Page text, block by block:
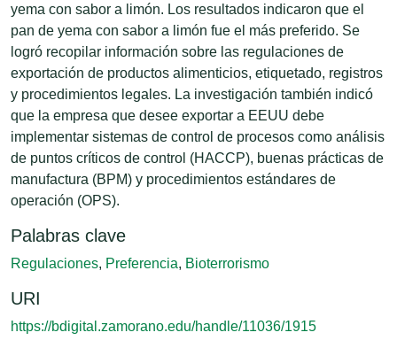
yema con sabor a limón. Los resultados indicaron que el
pan de yema con sabor a limón fue el más preferido. Se
logró recopilar información sobre las regulaciones de
exportación de productos alimenticios, etiquetado, registros
y procedimientos legales. La investigación también indicó
que la empresa que desee exportar a EEUU debe
implementar sistemas de control de procesos como análisis
de puntos críticos de control (HACCP), buenas prácticas de
manufactura (BPM) y procedimientos estándares de
operación (OPS).
Palabras clave
Regulaciones, Preferencia, Bioterrorismo
URI
https://bdigital.zamorano.edu/handle/11036/1915